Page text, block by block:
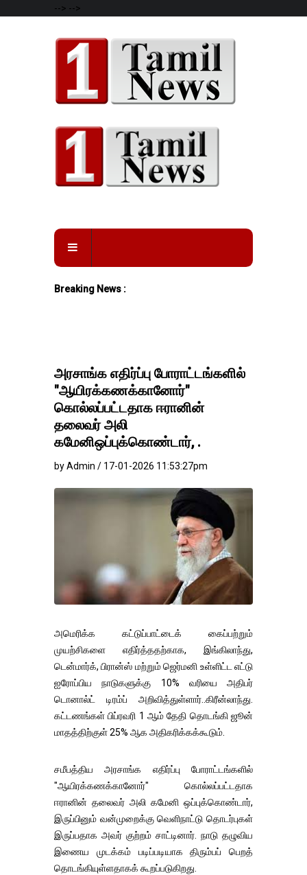
--> -->
Breaking News :
அரசாங்க எதிர்ப்பு போராட்டங்களில்
"ஆயிரக்கணக்கானோர்"
கொல்லப்பட்டதாக ஈரானின்
தலைவர் அலி
கமேனிஒப்புக்கொண்டார், .
by Admin / 17-01-2026 11:53:27pm
அமெரிக்க கட்டுப்பாட்டைக் கைப்பற்றும்
முயற்சிகளை எதிர்த்ததற்காக, இங்கிலாந்து,
டென்மார்க், பிரான்ஸ் மற்றும் ஜெர்மனி உள்ளிட்ட எட்டு
ஐரோப்பிய நாடுகளுக்கு 10% வரியை அதிபர்
டொனால்ட் டிரம்ப் அறிவித்துள்ளார்..கிரீன்லாந்து.
கட்டணங்கள் பிப்ரவரி 1 ஆம் தேதி தொடங்கி ஜூன்
மாதத்திற்குள் 25% ஆக அதிகரிக்கக்கூடும்.
சமீபத்திய அரசாங்க எதிர்ப்பு போராட்டங்களில்
"ஆயிரக்கணக்கானோர்" கொல்லப்பட்டதாக
ஈரானின் தலைவர் அலி கமேனி ஒப்புக்கொண்டார்,
இருப்பினும் வன்முறைக்கு வெளிநாட்டு தொடர்புகள்
இருப்பதாக அவர் குற்றம் சாட்டினார். நாடு தழுவிய
இணைய முடக்கம் படிப்படியாக திரும்பப் பெறத்
தொடங்கியுள்ளதாகக் கூறப்படுகிறது.